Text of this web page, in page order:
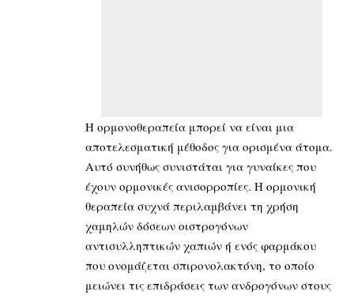
Η ορμονοθεραπεία μπορεί να είναι μια
αποτελεσματική μέθοδος για ορισμένα άτομα.
Αυτό συνήθως συνιστάται για γυναίκες που
έχουν ορμονικές ανισορροπίες. Η ορμονική
θεραπεία συχνά περιλαμβάνει τη χρήση
χαμηλών δόσεων οιστρογόνων
αντισυλληπτικών χαπιών ή ενός φαρμάκου
που ονομάζεται σπιρονολακτόνη, το οποίο
μειώνει τις επιδράσεις των ανδρογόνων στους